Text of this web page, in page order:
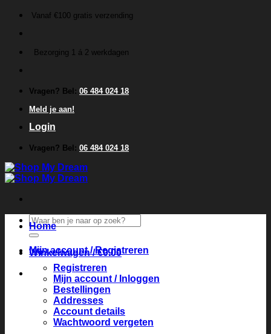
inhoud
Vanaf €100 gratis verzending
Bezorging 1 á 2 werkdagen
Vragen? Bel: 06 484 024 18
Meld je aan!
Login
Vragen? Bel: 06 484 024 18
Zoeken
naar:
Winkelwagen /€0.00
Home
Mijn account / Registreren
Registreren
Mijn account / Inloggen
Bestellingen
Addresses
Account details
Wachtwoord vergeten